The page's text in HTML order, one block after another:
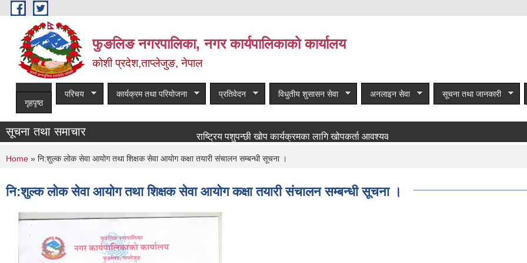
Skip to main content
फुङलिङ नगरपालिका, नगर कार्यपालिकाको कार्यालय
कोशी प्रदेश,ताप्लेजुङ, नेपाल
गृहपृष्ठ
परिचय कार्यक्रम तथा परियोजना प्रतिवेदन विधुतीय शुसासन सेवा अनलाइन सेवा सूचना तथा जानकारी
सूचना तथा समाचार राष्ट्रिय पशुपन्छी खोप कार्यक्रमका लागि खोपकर्ता आवश्यकता सम्बन्धी सूचना!
You are here
Home » नि:शुल्क लोक सेवा आयोग तथा शिक्षक सेवा आयोग कक्षा तयारी संचालन सम्बन्धी सूचना ।
नि:शुल्क लोक सेवा आयोग तथा शिक्षक सेवा आयोग कक्षा तयारी संचालन सम्बन्धी सूचना ।